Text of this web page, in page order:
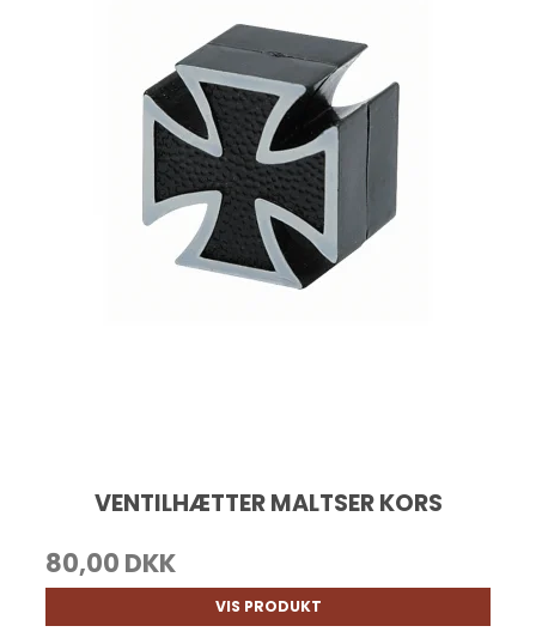
VENTILHÆTTER MALTSER KORS
80,00 DKK
VIS PRODUKT